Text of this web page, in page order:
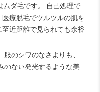
ムダ毛です。 自己処理で
療脱毛でツルツルの肌を
近距離で見られても余裕
服のシワのなさよりも、
のない発光するような美